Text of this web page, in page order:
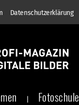
Datenschutzerklärung
Fotoschule